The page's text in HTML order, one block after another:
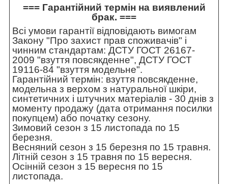
=== Гарантійний термін на виявлений
брак. ===
Всі умови гарантії відповідають вимогам
Закону "Про захист прав споживачів" і
чинним стандартам: ДСТУ ГОСТ 26167-
2009 "взуття повсякденне", ДСТУ ГОСТ
19116-84 "взуття модельне".
Гарантійний термін: взуття повсякденне,
модельна з верхом з натуральної шкіри,
синтетичних і штучних матеріалів - 30 днів з
моменту продажу (дата отримання посилки
покупцем) або початку сезону.
Зимовий сезон з 15 листопада по 15
березня.
Весняний сезон з 15 березня по 15 травня.
Літній сезон з 15 травня по 15 вересня.
Осінній сезон з 15 вересня по 15
листопада.